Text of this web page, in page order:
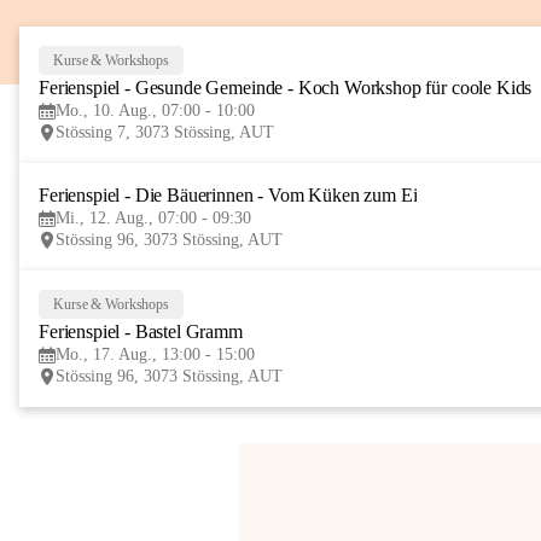
Kurse & Workshops
Ferienspiel - Gesunde Gemeinde - Koch Workshop für coole Kids
Mo., 10. Aug., 07:00 - 10:00
Stössing 7, 3073 Stössing, AUT
Ferienspiel - Die Bäuerinnen - Vom Küken zum Ei
Mi., 12. Aug., 07:00 - 09:30
Stössing 96, 3073 Stössing, AUT
Kurse & Workshops
Ferienspiel - Bastel Gramm
Mo., 17. Aug., 13:00 - 15:00
Stössing 96, 3073 Stössing, AUT